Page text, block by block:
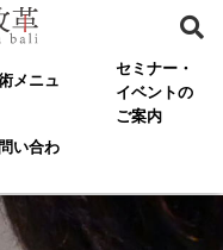
メニュ
セミナー・
イベントの
ご案内
い合わ